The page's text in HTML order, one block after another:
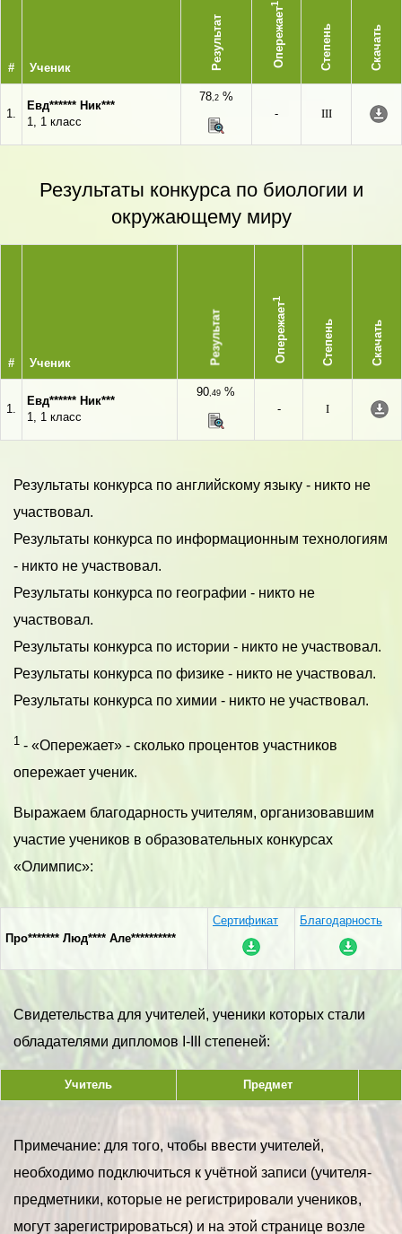
# Ученик Результат Опережает
1
Степень Скачать
1.
Евд****** Ник***
1, 1 класс
78,2 %
-
III
Результаты конкурса по биологии и
окружающему миру
# Ученик Результат Опережает
1
Степень Скачать
1.
Евд****** Ник***
1, 1 класс
90,49 %
-
I
Результаты конкурса по английскому языку - никто не
участвовал.
Результаты конкурса по информационным технологиям
- никто не участвовал.
Результаты конкурса по географии - никто не
участвовал.
Результаты конкурса по истории - никто не участвовал.
Результаты конкурса по физике - никто не участвовал.
Результаты конкурса по химии - никто не участвовал.
1 - «Опережает» - сколько процентов участников
опережает ученик.
Выражаем благодарность учителям, организовавшим
участие учеников в образовательных конкурсах
«Олимпис»:
Про******* Люд**** Але**********
Сертификат Благодарность
Свидетельства для учителей, ученики которых стали
обладателями дипломов I-III степеней:
Учитель Предмет
Примечание: для того, чтобы ввести учителей,
необходимо подключиться к учётной записи (учителя-
предметники, которые не регистрировали учеников,
могут зарегистрироваться) и на этой странице возле